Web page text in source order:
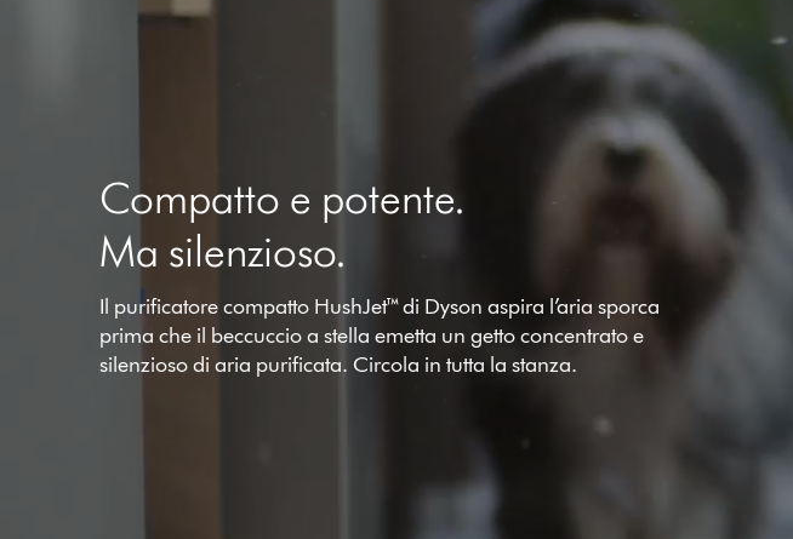
Compatto e potente.
Ma silenzioso.
Il purificatore compatto HushJet™ di Dyson aspira l’aria sporca
prima che il beccuccio a stella emetta un getto concentrato e
silenzioso di aria purificata. Circola in tutta la stanza.